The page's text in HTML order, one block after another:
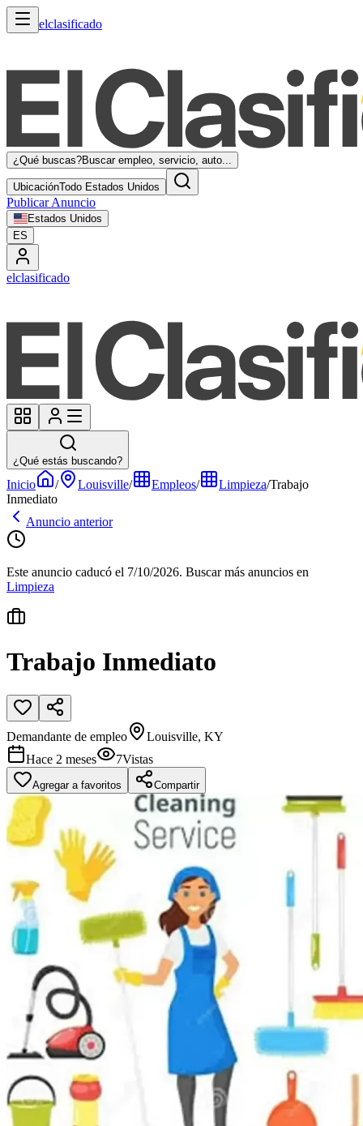
elclasificado
¿Qué buscas?Buscar empleo, servicio, auto...
UbicaciónTodo Estados Unidos
Publicar Anuncio
Estados Unidos
ES
elclasificado
¿Qué estás buscando?
Inicio / Louisville/ Empleos/ Limpieza/Trabajo
Inmediato
Anuncio anterior
Este anuncio caducó el 7/10/2026. Buscar más anuncios en
Limpieza
Trabajo Inmediato
Demandante de empleo
Louisville, KY
Hace 2 meses
7Vistas
Agregar a favoritos Compartir